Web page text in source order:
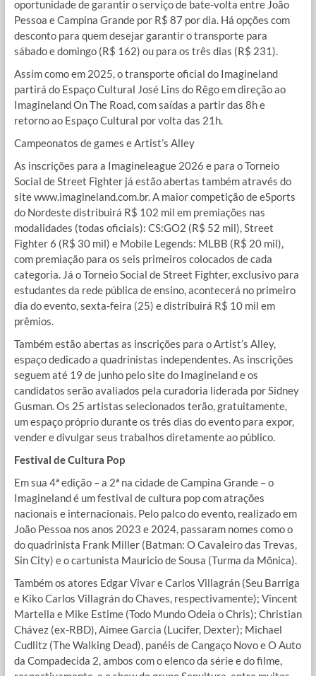
oportunidade de garantir o serviço de bate-volta entre João
Pessoa e Campina Grande por R$ 87 por dia. Há opções com
desconto para quem desejar garantir o transporte para
sábado e domingo (R$ 162) ou para os três dias (R$ 231).
Assim como em 2025, o transporte oficial do Imagineland
partirá do Espaço Cultural José Lins do Rêgo em direção ao
Imagineland On The Road, com saídas a partir das 8h e
retorno ao Espaço Cultural por volta das 21h.
Campeonatos de games e Artist’s Alley
As inscrições para a Imagineleague 2026 e para o Torneio
Social de Street Fighter já estão abertas também através do
site www.imagineland.com.br. A maior competição de eSports
do Nordeste distribuirá R$ 102 mil em premiações nas
modalidades (todas oficiais): CS:GO2 (R$ 52 mil), Street
Fighter 6 (R$ 30 mil) e Mobile Legends: MLBB (R$ 20 mil),
com premiação para os seis primeiros colocados de cada
categoria. Já o Torneio Social de Street Fighter, exclusivo para
estudantes da rede pública de ensino, acontecerá no primeiro
dia do evento, sexta-feira (25) e distribuirá R$ 10 mil em
prêmios.
Também estão abertas as inscrições para o Artist’s Alley,
espaço dedicado a quadrinistas independentes. As inscrições
seguem até 19 de junho pelo site do Imagineland e os
candidatos serão avaliados pela curadoria liderada por Sidney
Gusman. Os 25 artistas selecionados terão, gratuitamente,
um espaço próprio durante os três dias do evento para expor,
vender e divulgar seus trabalhos diretamente ao público.
Festival de Cultura Pop
Em sua 4ª edição – a 2ª na cidade de Campina Grande – o
Imagineland é um festival de cultura pop com atrações
nacionais e internacionais. Pelo palco do evento, realizado em
João Pessoa nos anos 2023 e 2024, passaram nomes como o
do quadrinista Frank Miller (Batman: O Cavaleiro das Trevas,
Sin City) e o cartunista Mauricio de Sousa (Turma da Mônica).
Também os atores Edgar Vivar e Carlos Villagrán (Seu Barriga
e Kiko Carlos Villagrán do Chaves, respectivamente); Vincent
Martella e Mike Estime (Todo Mundo Odeia o Chris); Christian
Chávez (ex-RBD), Aimee Garcia (Lucifer, Dexter); Michael
Cudlitz (The Walking Dead), panéis de Cangaço Novo e O Auto
da Compadecida 2, ambos com o elenco da série e do filme,